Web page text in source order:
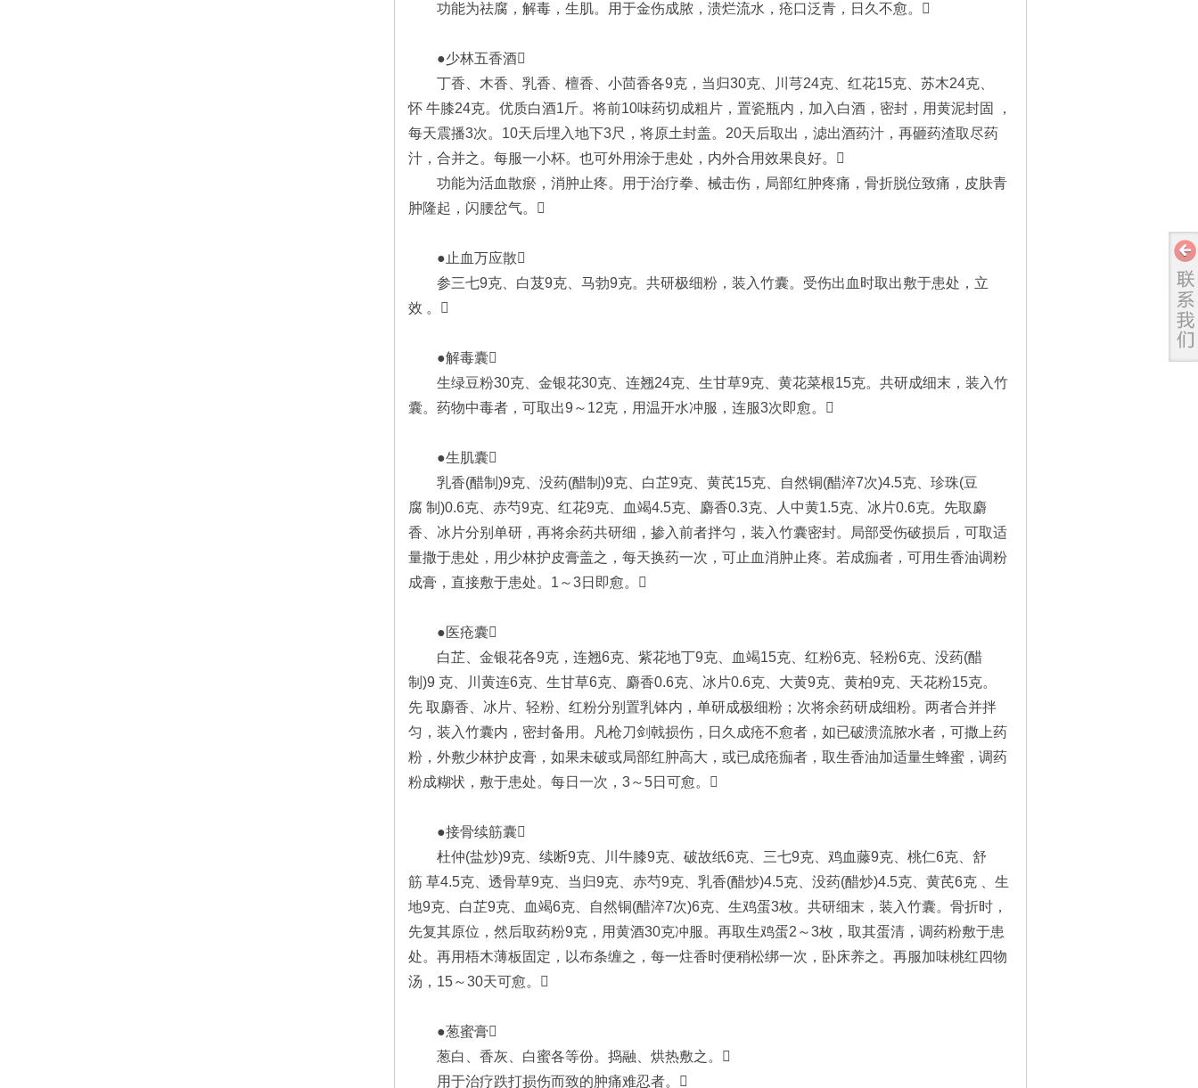
功能为祛腐，解毒，生肌。用于金伤成脓，溃烂流水，疮口泛青，日久不愈。
●少林五香酒
丁香、木香、乳香、檀香、小茴香各9克，当归30克、川芎24克、红花15克、苏木24克、
怀 牛膝24克。优质白酒1斤。将前10味药切成粗片，置瓷瓶内，加入白酒，密封，用黄泥封固 ，
每天震播3次。10天后埋入地下3尺，将原土封盖。20天后取出，滤出酒药汁，再砸药渣取尽药
汁，合并之。每服一小杯。也可外用涂于患处，内外合用效果良好。
功能为活血散瘀，消肿止疼。用于治疗拳、械击伤，局部红肿疼痛，骨折脱位致痛，皮肤青
肿隆起，闪腰岔气。
●止血万应散
参三七9克、白芨9克、马勃9克。共研极细粉，装入竹囊。受伤出血时取出敷于患处，立
效 。
●解毒囊
生绿豆粉30克、金银花30克、连翘24克、生甘草9克、黄花菜根15克。共研成细末，装入竹
囊。药物中毒者，可取出9～12克，用温开水冲服，连服3次即愈。
●生肌囊
乳香(醋制)9克、没药(醋制)9克、白芷9克、黄芪15克、自然铜(醋淬7次)4.5克、珍珠(豆
腐 制)0.6克、赤芍9克、红花9克、血竭4.5克、麝香0.3克、人中黄1.5克、冰片0.6克。先取麝
香、冰片分别单研，再将余药共研细，掺入前者拌匀，装入竹囊密封。局部受伤破损后，可取适
量撒于患处，用少林护皮膏盖之，每天换药一次，可止血消肿止疼。若成痂者，可用生香油调粉
成膏，直接敷于患处。1～3日即愈。
●医疮囊
白芷、金银花各9克，连翘6克、紫花地丁9克、血竭15克、红粉6克、轻粉6克、没药(醋
制)9 克、川黄连6克、生甘草6克、麝香0.6克、冰片0.6克、大黄9克、黄柏9克、天花粉15克。
先 取麝香、冰片、轻粉、红粉分别置乳钵内，单研成极细粉；次将余药研成细粉。两者合并拌
匀，装入竹囊内，密封备用。凡枪刀剑戟损伤，日久成疮不愈者，如已破溃流脓水者，可撒上药
粉，外敷少林护皮膏，如果未破或局部红肿高大，或已成疮痂者，取生香油加适量生蜂蜜，调药
粉成糊状，敷于患处。每日一次，3～5日可愈。
●接骨续筋囊
杜仲(盐炒)9克、续断9克、川牛膝9克、破故纸6克、三七9克、鸡血藤9克、桃仁6克、舒
筋 草4.5克、透骨草9克、当归9克、赤芍9克、乳香(醋炒)4.5克、没药(醋炒)4.5克、黄芪6克 、生
地9克、白芷9克、血竭6克、自然铜(醋淬7次)6克、生鸡蛋3枚。共研细末，装入竹囊。骨折时，
先复其原位，然后取药粉9克，用黄酒30克冲服。再取生鸡蛋2～3枚，取其蛋清，调药粉敷于患
处。再用梧木薄板固定，以布条缠之，每一炷香时便稍松绑一次，卧床养之。再服加味桃红四物
汤，15～30天可愈。
●葱蜜膏
葱白、香灰、白蜜各等份。捣融、烘热敷之。
用于治疗跌打损伤而致的肿痛难忍者。